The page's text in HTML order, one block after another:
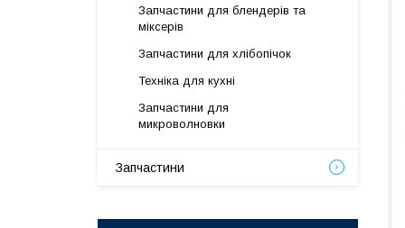
Запчастини для блендерів та
міксерів
Запчастини для хлібопічок
Техніка для кухні
Запчастини для
микроволновки
Запчастини